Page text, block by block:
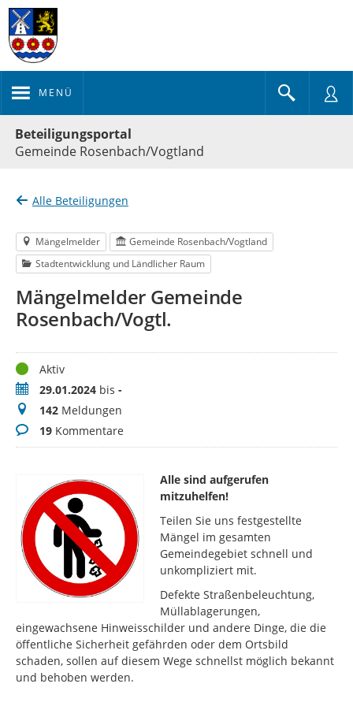
MENÜ
Beteiligungsportal
Gemeinde Rosenbach/Vogtland
Alle Beteiligungen
Mängelmelder
Gemeinde Rosenbach/Vogtland
Stadtentwicklung und Ländlicher Raum
Mängelmelder Gemeinde
Rosenbach/Vogtl.
StatusAktiv
Zeitraum29.01.2024 bis -
Meldungen
142 Meldungen
Kommentare
19 Kommentare
Alle sind aufgerufen
mitzuhelfen!
Teilen Sie uns festgestellte
Mängel im gesamten
Gemeindegebiet schnell und
unkompliziert mit.
Defekte Straßenbeleuchtung,
Müllablagerungen,
eingewachsene Hinweisschilder und andere Dinge, die die
öffentliche Sicherheit gefährden oder dem Ortsbild
schaden, sollen auf diesem Wege schnellst möglich bekannt
und behoben werden.